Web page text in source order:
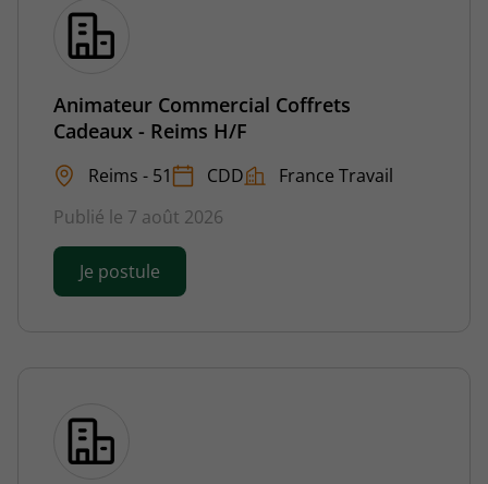
Animateur Commercial Coffrets
Cadeaux - Reims H/F
Reims - 51 CDD
France Travail
Publié le 7 août 2026
Je postule